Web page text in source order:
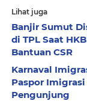
Lihat juga
Banjir Sumut
di TPL Saat
Bantuan CSR
Karnaval
Paspor
Pengunjung